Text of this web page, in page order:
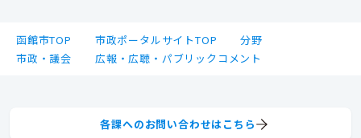
函館市TOP 市政ポータルサイトTOP
分野
市政・議会
広報・広聴・パブリックコメント
各課へのお問い合わせはこちら